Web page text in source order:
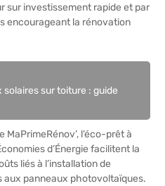
sur investissement rapide et par
encourageant la rénovation
sur toiture : guide
l’éco-prêt à
d’Énergie facilitent la
liés à l’installation de
panneaux photovoltaïques.